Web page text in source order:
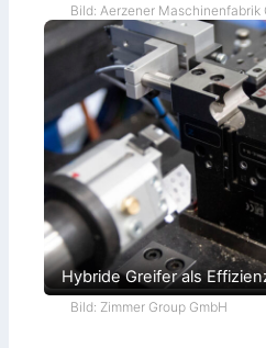
Bild: Aerzener Maschinenfabrik
Hybride Greifer als
Bild: Zimmer Group GmbH